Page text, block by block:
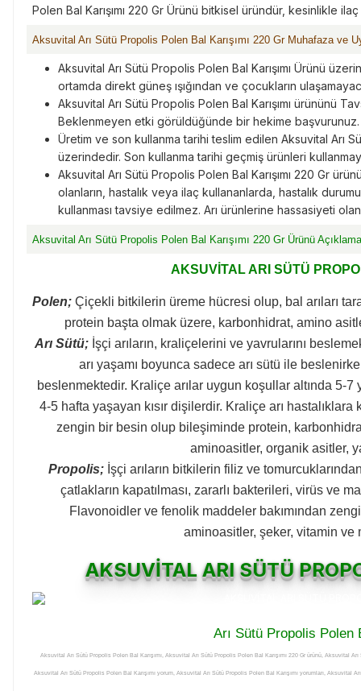
Polen Bal Karışımı 220 Gr Ürünü bitkisel üründür, kesinlikle
Aksuvital Arı Sütü Propolis Polen Bal Karışımı 220 Gr Muhafaza ve
Aksuvital Arı Sütü Propolis Polen Bal Karışımı Ürünü
ortamda direkt güneş ışığından ve çocukların
Aksuvital Arı Sütü Propolis Polen Bal Karışımı ürününü
Beklenmeyen etki görüldüğünde bir hekime başvurunuz.
Üretim ve son kullanma tarihi teslim edilen Aksuvital Arı
üzerindedir. Son kullanma tarihi geçmiş ürünleri
Aksuvital Arı Sütü Propolis Polen Bal Karışımı 220 Gr
olanların, hastalık veya ilaç kullananlarda, hastalık
kullanması tavsiye edilmez. Arı ürünlerine hassasiyeti
Aksuvital Arı Sütü Propolis Polen Bal Karışımı 220 Gr Ürünü
AKSUVİTAL ARI SÜTÜ
Polen; Çiçekli bitkilerin üreme hücresi olup, bal arıları
protein başta olmak üzere, karbonhidrat, amino
Arı Sütü; İşçi arıların, kraliçelerini ve yavrularını
arı yaşamı boyunca sadece arı sütü ile
beslenmektedir. Kraliçe arılar uygun koşullar altında 5-
4-5 hafta yaşayan kısır dişilerdir. Kraliçe arı
zengin bir besin olup bileşiminde protein,
aminoasitler, organik asitler,
Propolis;İşçi arıların bitkilerin filiz ve
çatlakların kapatılması, zararlı bakterileri, virüs ve
Flavonoidler ve fenolik maddeler bakımından
aminoasitler, şeker, vitamin ve
AKSUVİTAL ARI SÜTÜ
Arı Sütü Propolis Polen
Aksuvital Arı Sütü Propolis Polen Bal Karışımı, Aksuvital Arı Sütü Propolis Polen Bal Karışımı 220 Gr ürünü, Aksuvital
Aksuvital Arı Sütü Propolis Polen Bal Karışımı yorum, Aksuvital Arı Sütü Propolis Polen Bal Karışımı yorumları, Aksuvital